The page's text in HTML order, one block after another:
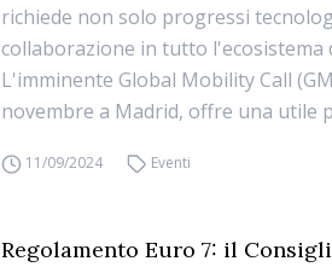
richiede non solo progressi
collaborazione in tutto l'ecosistema
L'imminente Global Mobility Call
novembre a Madrid, offre una utile
11/09/2024 Eventi
Regolamento Euro 7: il